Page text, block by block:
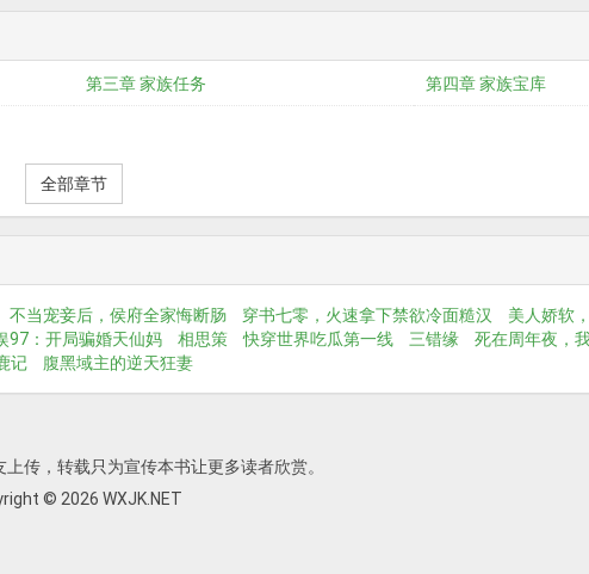
第三章 家族任务 第四章 家族宝库
全部章节
不当宠妾后，侯府全家悔断肠 穿书七零，火速拿下禁欲冷面糙汉
美人娇软
97：开局骗婚天仙妈 相思策 快穿世界吃瓜第一线 三错缘
死在周年夜，
记 腹黑域主的逆天狂妻
传，转载只为宣传本书让更多读者欣赏。
© 2026 WXJK.NET